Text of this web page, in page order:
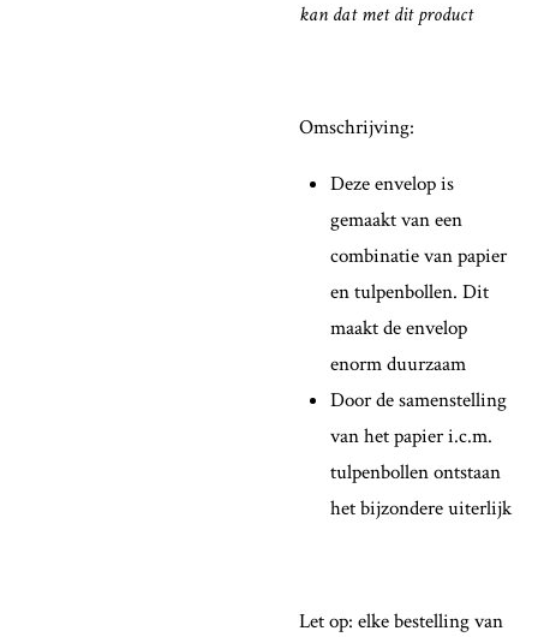
kan dat met dit product
Omschrijving:
Deze envelop is
gemaakt van een
combinatie van papier
en tulpenbollen. Dit
maakt de envelop
enorm duurzaam
Door de samenstelling
van het papier i.c.m.
tulpenbollen ontstaan
het bijzondere uiterlijk
Let op: elke bestelling van